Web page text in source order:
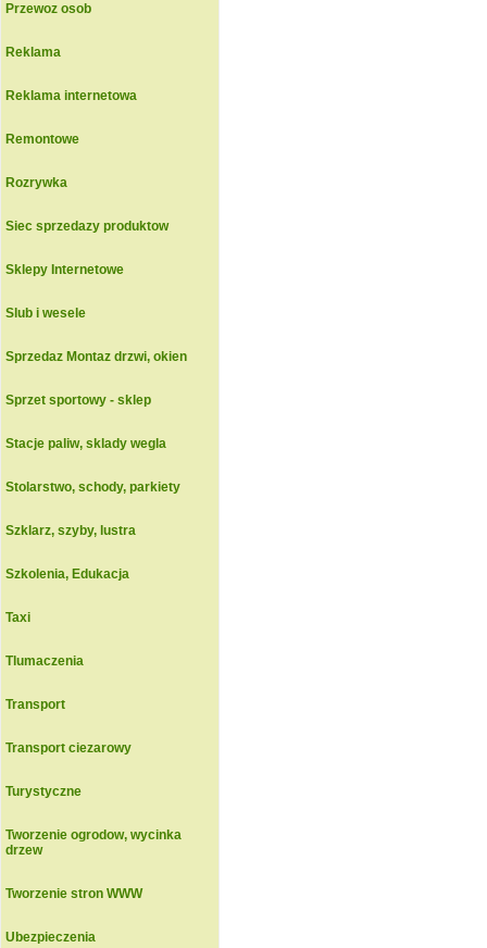
Przewoz osob
Reklama
Reklama internetowa
Remontowe
Rozrywka
Siec sprzedazy produktow
Sklepy Internetowe
Slub i wesele
Sprzedaz Montaz drzwi, okien
Sprzet sportowy - sklep
Stacje paliw, sklady wegla
Stolarstwo, schody, parkiety
Szklarz, szyby, lustra
Szkolenia, Edukacja
Taxi
Tlumaczenia
Transport
Transport ciezarowy
Turystyczne
Tworzenie ogrodow, wycinka
drzew
Tworzenie stron WWW
Ubezpieczenia